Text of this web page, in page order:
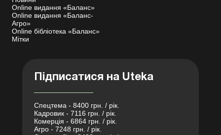
Online видання «Баланс»
Online видання «Баланс-
Агро»
Online бібліотека «Баланс»
Мітки
Підписатися на Uteka
Спецтема - 8400 грн. / рік.
Кадровик - 7116 грн. / рік.
Комерція - 6864 грн. / рік.
Агро - 7248 грн. / рік.